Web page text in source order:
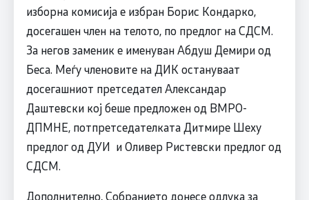
изборна комисија е избран Борис Кондарко,
досегашен член на телото, по предлог на СДСМ.
За негов заменик е именуван Абдуш Демири од
Беса. Меѓу членовите на ДИК остануваат
досегашниот претседател Александар
Даштевски кој беше предложен од ВМРО-
ДПМНЕ, потпретседателката Дитмире Шеху
предлог од ДУИ и Оливер Ристевски предлог од
СДСМ.
Дополнително, Собранието донесе одлука за